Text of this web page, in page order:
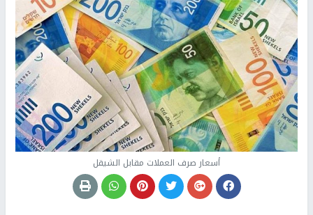
أسعار صرف العملات مقابل الشيقل